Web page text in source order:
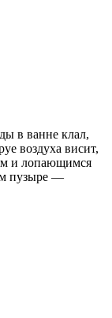
в ванне клал,
воздуха висит,
и лопающимся
пузыре —